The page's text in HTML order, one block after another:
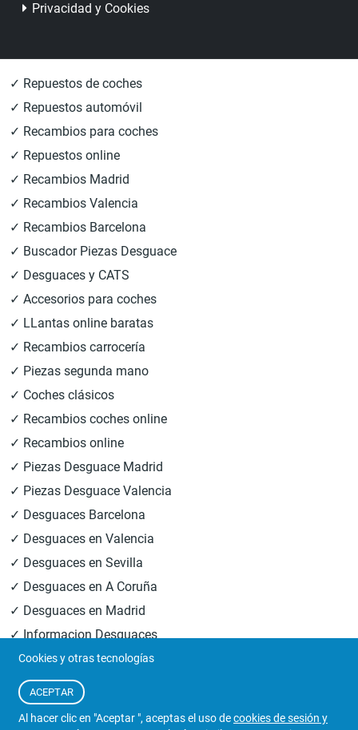
Privacidad y Cookies
✓ Repuestos de coches
✓ Repuestos automóvil
✓ Recambios para coches
✓ Repuestos online
✓ Recambios Madrid
✓ Recambios Valencia
✓ Recambios Barcelona
✓ Buscador Piezas Desguace
✓ Desguaces y CATS
✓ Accesorios para coches
✓ LLantas online baratas
✓ Recambios carrocería
✓ Piezas segunda mano
✓ Coches clásicos
✓ Recambios coches online
✓ Recambios online
✓ Piezas Desguace Madrid
✓ Piezas Desguace Valencia
✓ Desguaces Barcelona
✓ Desguaces en Valencia
✓ Desguaces en Sevilla
✓ Desguaces en A Coruña
✓ Desguaces en Madrid
✓ Informacion Desguaces
© 2026Central Desguaces Europiezas
reservados.
Cookies y otras tecnologías
ACEPTAR
Al hacer clic en "Aceptar ", aceptas el uso decookies de sesión y